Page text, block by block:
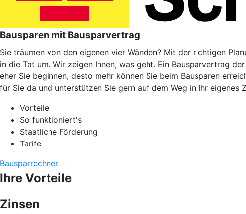
Bausparen mit Bausparvertrag
Sie träumen von den eigenen vier Wänden? Mit der richtigen
in die Tat um. Wir zeigen Ihnen, was geht. Ein Bausparvertrag
eher Sie beginnen, desto mehr können Sie beim Bausparen
für Sie da und unterstützen Sie gern auf dem Weg in Ihr eigenes
Vorteile
So funktioniert's
Staatliche Förderung
Tarife
Bausparrechner
Ihre Vorteile
Zinsen